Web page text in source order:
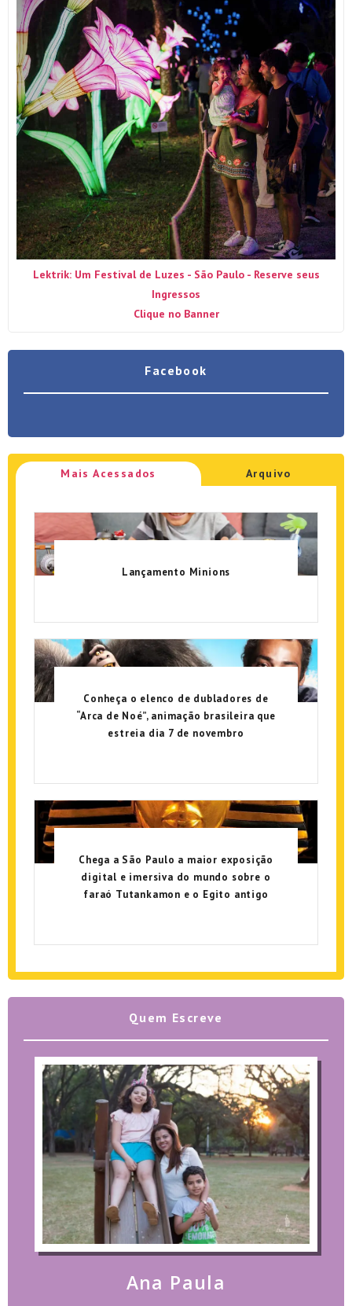
Lektrik: Um Festival de Luzes - São Paulo - Reserve seus
Ingressos
Clique no Banner
Facebook
Mais Acessados Arquivo
Lançamento Minions
Conheça o elenco de dubladores de
“Arca de Noé”, animação brasileira que
estreia dia 7 de novembro
Chega a São Paulo a maior exposição
digital e imersiva do mundo sobre o
faraó Tutankamon e o Egito antigo
Quem Escreve
Ana Paula